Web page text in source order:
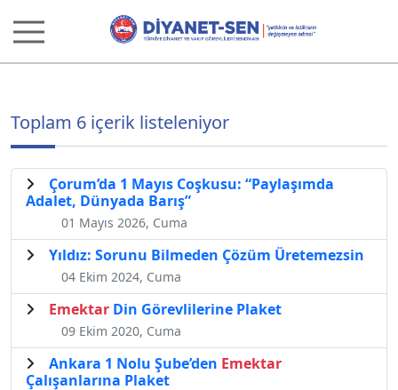
Toplam 6 içerik listeleniyor
Çorum’da 1 Mayıs Coşkusu: “Paylaşımda
Adalet, Dünyada Barış”
01 Mayıs 2026, Cuma
Yıldız: Sorunu Bilmeden Çözüm Üretemezsin
04 Ekim 2024, Cuma
Emektar Din Görevlilerine Plaket
09 Ekim 2020, Cuma
​Ankara 1 Nolu Şube’den Emektar
Çalışanlarına Plaket